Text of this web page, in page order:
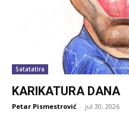
Satatatira
KARIKATURA DANA
Petar Pismestrović - jul 30, 2026